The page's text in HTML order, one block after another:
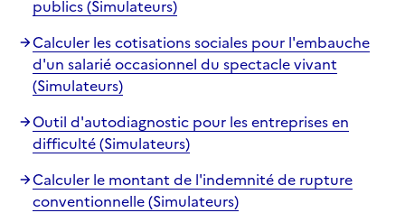
publics (Simulateurs)
Calculer les cotisations sociales pour l'embauche
d'un salarié occasionnel du spectacle vivant
(Simulateurs)
Outil d'autodiagnostic pour les entreprises en
difficulté (Simulateurs)
Calculer le montant de l'indemnité de rupture
conventionnelle (Simulateurs)